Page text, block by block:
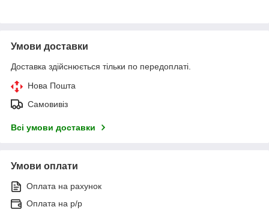
Умови доставки
Доставка здійснюється тільки по передоплаті.
Нова Пошта
Самовивіз
Всі умови доставки
Умови оплати
Оплата на рахунок
Оплата на р/р